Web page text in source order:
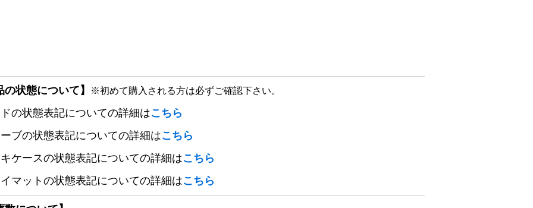
の状態について】 ※初めて購入される方は必ずご確認下さい。
の状態表記についての詳細はこちら
ブの状態表記についての詳細はこちら
ケースの状態表記についての詳細はこちら
マットの状態表記についての詳細はこちら